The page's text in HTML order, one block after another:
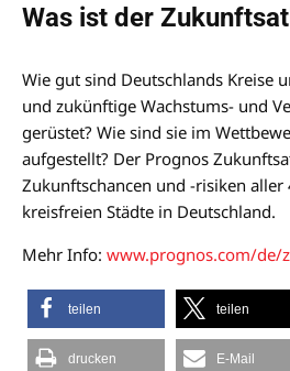
Was ist der
Wie gut sind Deutschlands Kreise
und zukünftige Wachstums- und
gerüstet? Wie sind sie im
aufgestellt? Der Prognos
Zukunftschancen und -risiken aller
kreisfreien Städte in Deutschland.
Mehr Info: www.prognos.com/de/
teilen teilen
drucken E-Mail